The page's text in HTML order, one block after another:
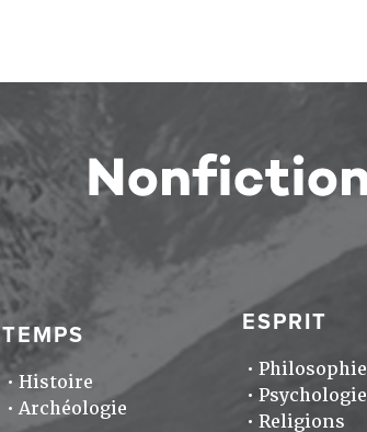
TEMPS
Histoire
Archéologie
ESPRIT
Philosophie
Psychologie
Religions